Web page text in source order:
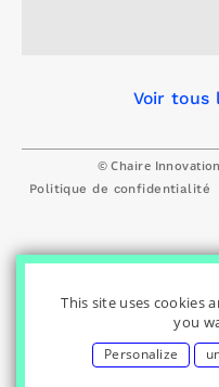
Voir tous
© Chaire
Politique de confidentialité
This site uses cookies
you
Personalize